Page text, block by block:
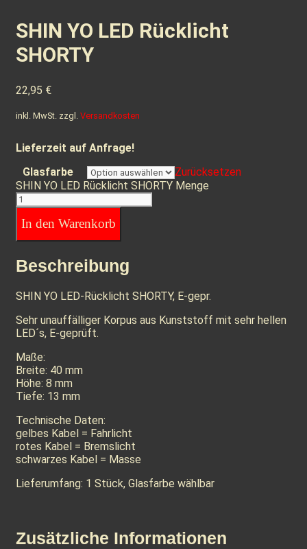
SHIN YO LED Rücklicht
SHORTY
22,95 €
inkl. MwSt. zzgl. Versandkosten
Lieferzeit auf Anfrage!
Glasfarbe
Zurücksetzen
SHIN YO LED Rücklicht SHORTY Menge
In den Warenkorb
Beschreibung
SHIN YO LED-Rücklicht SHORTY, E-gepr.
Sehr unauffälliger Korpus aus Kunststoff mit sehr hellen
LED´s, E-geprüft.
Maße:
Breite: 40 mm
Höhe: 8 mm
Tiefe: 13 mm
Technische Daten:
gelbes Kabel = Fahrlicht
rotes Kabel = Bremslicht
schwarzes Kabel = Masse
Lieferumfang: 1 Stück, Glasfarbe wählbar
Zusätzliche Informationen